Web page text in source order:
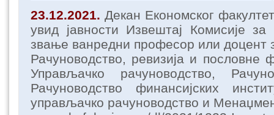
23.12.2021. Декан Економског
увид јавности Извештај Комисије
звање ванредни професор или доцент
Рачуноводство, ревизија и пословне
Управљачко рачуноводство,
Рачуноводство финансијских
управљачко рачуноводство и